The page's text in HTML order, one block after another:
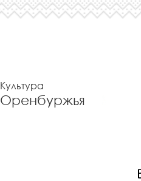
Культура
Оренбуржья